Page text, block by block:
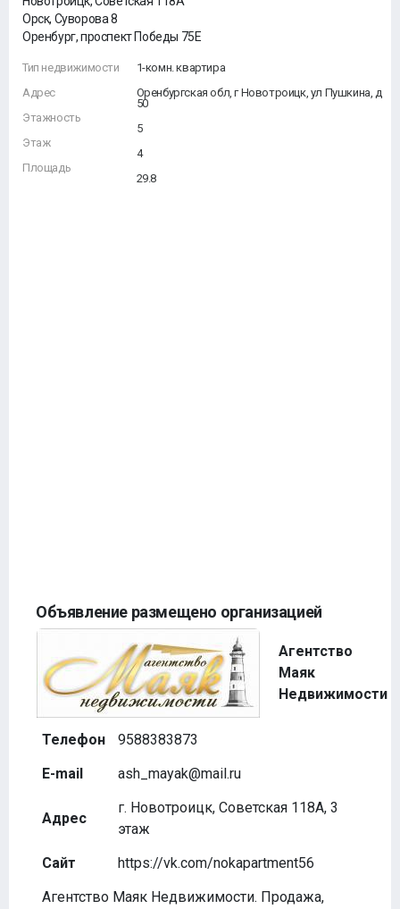
Орск, Суворова 8
Оренбург, проспект Победы 75Е
Тип недвижимости
Адрес
Этажность
Этаж
Площадь
1-комн. квартира
Оренбургская обл, г Новотроицк, ул Пушкина, д
50
5
4
29.8
Объявление размещено организацией
Агентство
Маяк
Недвижимости
Телефон
9588383873
E-mail
ash_mayak@mail.ru
Адрес
г. Новотроицк, Советская 118А, 3
этаж
Сайт
https://vk.com/nokapartment56
Агентство Маяк Недвижимости. Продажа,